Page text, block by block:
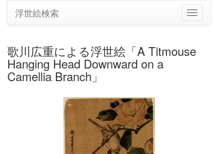
ナ
ビ
シ
浮世絵検索
歌川広重による浮世絵「A Titmouse
Hanging Head Downward on a
Camellia Branch」